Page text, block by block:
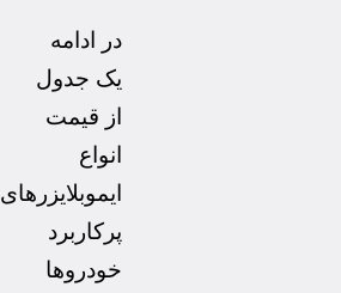
در ادامه
یک جدول
از قیمت
انواع
ایموبلایزرهای
پرکاربرد
خودروها